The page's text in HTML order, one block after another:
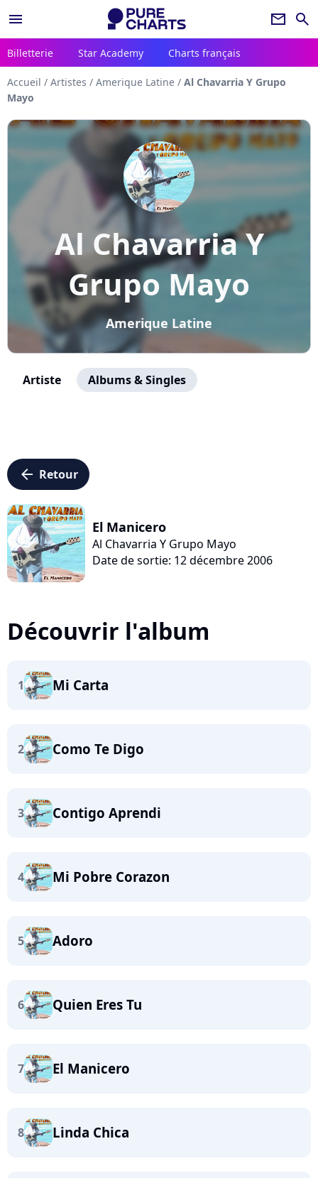
menu newsletter search
Billetterie Star Academy Charts français
Accueil / Artistes / Amerique Latine / Al Chavarria Y Grupo
Mayo
Al Chavarria Y
Grupo Mayo
Amerique Latine
Artiste Albums & Singles
arrow_left Retour
El Manicero
Al Chavarria Y Grupo Mayo
Date de sortie: 12 décembre 2006
Découvrir l'album
1 Mi Carta
2 Como Te Digo
3 Contigo Aprendi
4 Mi Pobre Corazon
5 Adoro
6 Quien Eres Tu
7 El Manicero
8 Linda Chica